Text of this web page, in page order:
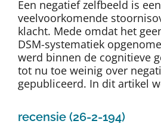
Een negatief zelfbeeld is een
veelvoorkomende
klacht. Mede omdat het
DSM-systematiek
werd binnen de cognitieve
tot nu toe weinig over
gepubliceerd. In dit artikel
recensie (26-2-194)